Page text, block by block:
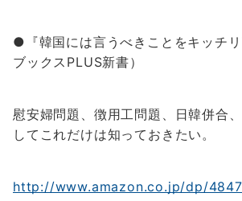
●『韓国には言うべきことをキッチ
ブックスPLUS新書）
慰安婦問題、徴用工問題、日韓併合
してこれだけは知っておきたい。
http://www.amazon.co.jp/dp/